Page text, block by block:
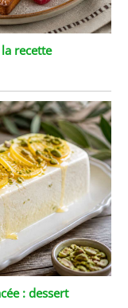
recette
: dessert